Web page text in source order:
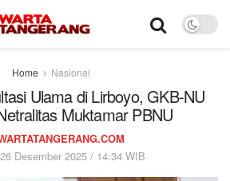
Home Nasional
Ulama di Lirboyo, GKB-NU
Muktamar PBNU
Desember 2025 / 14:34 WIB